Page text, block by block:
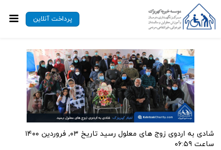
پرداخت آنلاین
شادی به اردوی زوج های معلول رسید
تاریخ ۰۳, فروردین ۱۴۰۰
ساعت ۰۶:۵۹